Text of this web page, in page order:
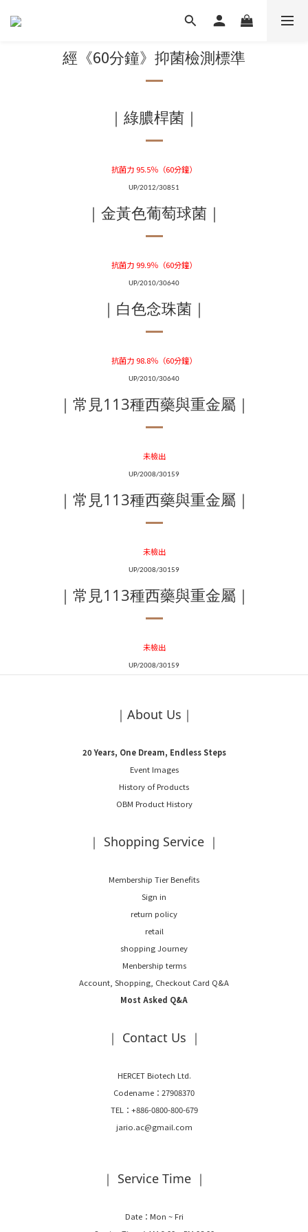
經《60分鐘》抑菌檢測標準
｜綠膿桿菌｜
抗菌力 95.5％（60分鐘）
UP/2012/30851
｜金黃色葡萄球菌｜
抗菌力 99.9％（60分鐘）
UP/2010/30640
｜白色念珠菌｜
抗菌力 98.8％（60分鐘）
UP/2010/30640
｜常見113種西藥與重金屬｜
未檢出
UP/2008/30159
｜常見113種西藥與重金屬｜
未檢出
UP/2008/30159
｜常見113種西藥與重金屬｜
未檢出
UP/2008/30159
｜About Us｜
20 Years, One Dream, Endless Steps
Event Images
History of Products
OBM Product History
｜ Shopping Service ｜
Membership Tier Benefits
Sign in
return policy
retail
shopping Journey
Menbership terms
Account, Shopping, Checkout Card Q&A
Most Asked Q&A
｜ Contact Us ｜
HERCET Biotech Ltd.
Codename：27908370
TEL：+886-0800-800-679
jario.ac@gmail.com
｜ Service Time ｜
Date：Mon ~ Fri